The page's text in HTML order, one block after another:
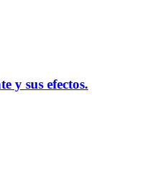
y sus efectos.